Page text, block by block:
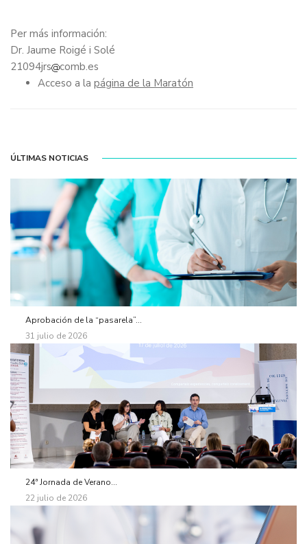
Per más información:
Dr. Jaume Roigé i Solé
21094jrs
comb.es
Acceso a la página de la Maratón
ÚLTIMAS NOTICIAS
Aprobación de la “pasarela”...
31 julio de 2026
24ª Jornada de Verano...
22 julio de 2026